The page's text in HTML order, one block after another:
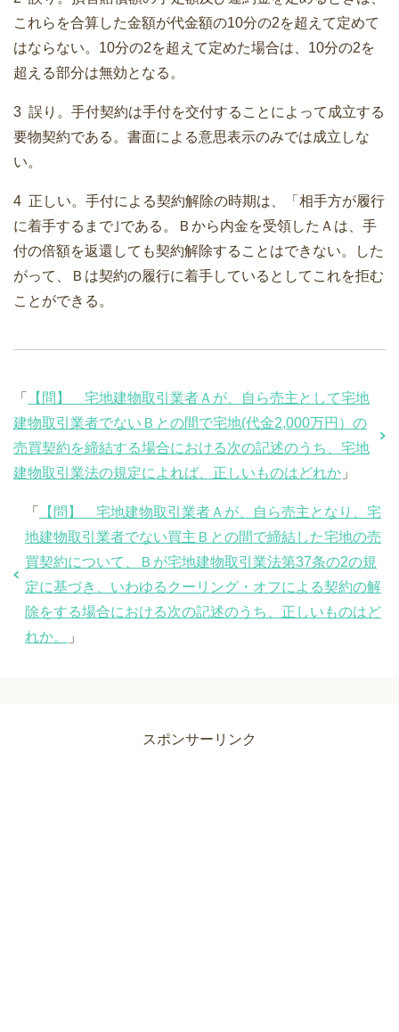
これらを合算した金額が代金額の10分の2を超えて定めて
はならない。10分の2を超えて定めた場合は、10分の2を
超える部分は無効となる。
3 誤り。手付契約は手付を交付することによって成立する
要物契約である。書面による意思表示のみでは成立しな
い。
4 正しい。手付による契約解除の時期は、「相手方が履行
に着手するまで｣である。Ｂから内金を受領したＡは、手
付の倍額を返還しても契約解除することはできない。した
がって、Ｂは契約の履行に着手しているとしてこれを拒む
ことができる。
「
【問】 宅地建物取引業者Ａが、自ら売主として宅地
建物取引業者でないＢとの間で宅地(代金2,000万円）の
売買契約を締結する場合における次の記述のうち、宅地
建物取引業法の規定によれば、正しいものはどれか 」
「
【問】 宅地建物取引業者Ａが、自ら売主となり、宅
地建物取引業者でない買主Ｂとの間で締結した宅地の売
買契約について、Ｂが宅地建物取引業法第37条の2の規
定に基づき、いわゆるクーリング・オフによる契約の解
除をする場合における次の記述のうち、正しいものはど
れか。
」
スポンサーリンク